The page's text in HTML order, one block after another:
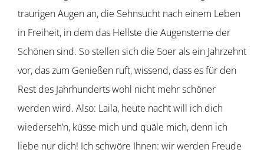
traurigen Augen an, die Sehnsucht nach einem Leben
in Freiheit, in dem das Hellste die Augensterne der
Schönen sind. So stellen sich die 5oer als ein Jahrzehnt
vor, das zum Genießen ruft, wissend, dass es für den
Rest des Jahrhunderts wohl nicht mehr schöner
werden wird. Also: Laila, heute nacht will ich dich
wiederseh’n, küsse mich und quäle mich, denn ich
liebe nur dich! Ich schwöre Ihnen: wir werden Freude